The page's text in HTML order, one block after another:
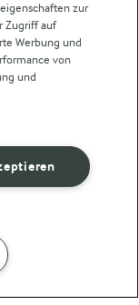
zur
Zugriff auf
Werbung und
von
und